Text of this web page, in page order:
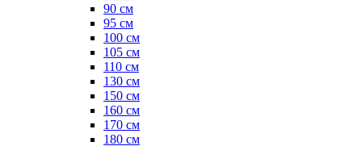
90 см
95 см
100 см
105 см
110 см
130 см
150 см
160 см
170 см
180 см